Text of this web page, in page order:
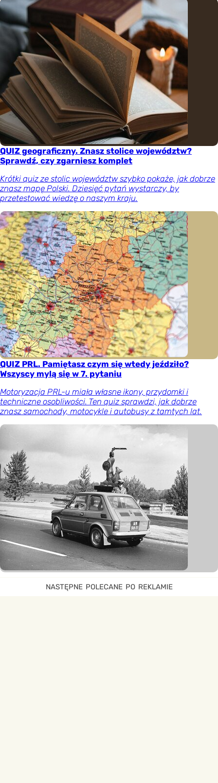
QUIZ geograficzny. Znasz stolice województw?
Sprawdź, czy zgarniesz komplet
Krótki quiz ze stolic województw szybko pokaże, jak dobrze
znasz mapę Polski. Dziesięć pytań wystarczy, by
przetestować wiedzę o naszym kraju.
QUIZ PRL. Pamiętasz czym się wtedy jeździło?
Wszyscy mylą się w 7. pytaniu
Motoryzacja PRL-u miała własne ikony, przydomki i
techniczne osobliwości. Ten quiz sprawdzi, jak dobrze
znasz samochody, motocykle i autobusy z tamtych lat.